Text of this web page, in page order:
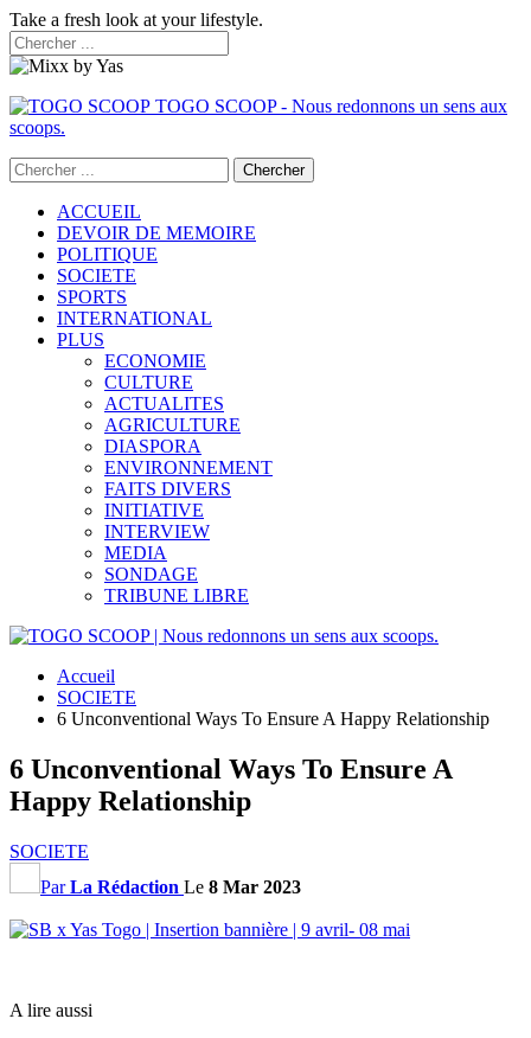
Take a fresh look at your lifestyle.
TOGO SCOOP - Nous redonnons un sens aux
scoops.
ACCUEIL
DEVOIR DE MEMOIRE
POLITIQUE
SOCIETE
SPORTS
INTERNATIONAL
PLUS
ECONOMIE
CULTURE
ACTUALITES
AGRICULTURE
DIASPORA
ENVIRONNEMENT
FAITS DIVERS
INITIATIVE
INTERVIEW
MEDIA
SONDAGE
TRIBUNE LIBRE
Accueil
SOCIETE
6 Unconventional Ways To Ensure A Happy Relationship
6 Unconventional Ways To Ensure A
Happy Relationship
SOCIETE
ParLa Rédaction Le 8 Mar 2023
A lire aussi